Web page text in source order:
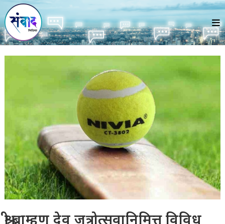
Skip
to
content
श्री ब्राम्हण देव जत्रोत्सवानिमित्त विविध